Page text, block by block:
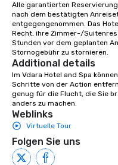
Alle garantierten
nach dem bestätigten
entgegengenommen. Das
Recht, ihre Zimmer-/
Stunden vor dem geplanten
Stornogebühr zu stornieren.
Additional details
Im Vdara Hotel and Spa
Schritte von der Action
genug für die Flucht, die Sie
anders zu machen.
Weblinks
Virtuelle Tour
Folgen Sie uns